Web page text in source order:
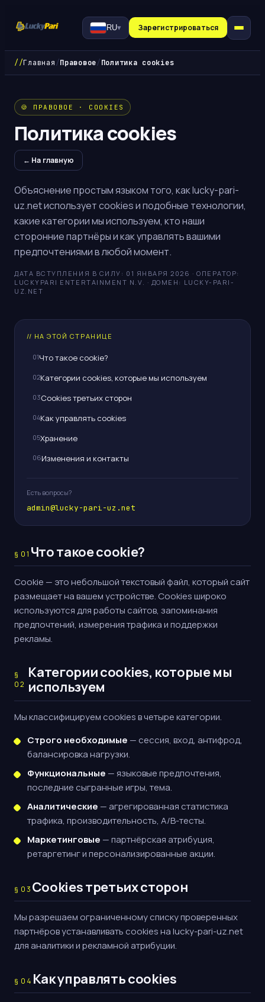
RU▾ Зарегистрироваться
//Главная/Правовое/Политика cookies
🍪 ПРАВОВОЕ · COOKIES
Политика cookies
← На главную
Объяснение простым языком того, как lucky-pari-
uz.net использует cookies и подобные технологии,
какие категории мы используем, кто наши
сторонние партнёры и как управлять вашими
предпочтениями в любой момент.
ДАТА ВСТУПЛЕНИЯ В СИЛУ : 01 ЯНВАРЯ 2026 ·ОПЕРАТОР:
LUCKYPARI ENTERTAINMENT N.V. · ДОМЕН: LUCKY-PARI-
UZ.NET
// НА ЭТОЙ СТРАНИЦЕ
01Что такое cookie?
02Категории cookies, которые мы используем
03Cookies третьих сторон
04Как управлять cookies
05Хранение
06Изменения и контакты
Есть вопросы?
admin@lucky-pari-uz.net
§ 01 Что такое cookie?
Cookie — это небольшой текстовый файл, который сайт
размещает на вашем устройстве. Cookies широко
используются для работы сайтов, запоминания
предпочтений, измерения трафика и поддержки
рекламы.
§
02
Категории cookies, которые мы
используем
Мы классифицируем cookies в четыре категории.
Строго необходимые — сессия, вход, антифрод,
балансировка нагрузки.
Функциональные — языковые предпочтения,
последние сыгранные игры, тема.
Аналитические — агрегированная статистика
трафика, производительность, A/B-тесты.
Маркетинговые — партнёрская атрибуция,
ретаргетинг и персонализированные акции.
§ 03 Cookies третьих сторон
Мы разрешаем ограниченному списку проверенных
партнёров устанавливать cookies на lucky-pari-uz.net
для аналитики и рекламной атрибуции.
§ 04 Как управлять cookies